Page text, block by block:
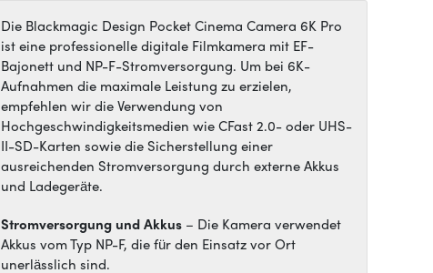
Die Blackmagic Design Pocket Cinema Camera 6K Pro
ist eine professionelle digitale Filmkamera mit EF-
Bajonett und NP-F-Stromversorgung. Um bei 6K-
Aufnahmen die maximale Leistung zu erzielen,
empfehlen wir die Verwendung von
Hochgeschwindigkeitsmedien wie CFast 2.0- oder UHS-
II-SD-Karten sowie die Sicherstellung einer
ausreichenden Stromversorgung durch externe Akkus
und Ladegeräte.
Stromversorgung und Akkus – Die Kamera verwendet
Akkus vom Typ NP-F, die für den Einsatz vor Ort
unerlässlich sind.